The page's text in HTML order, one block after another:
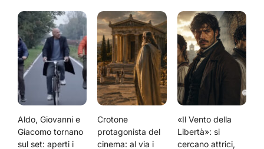
Aldo, Giovanni e
Giacomo tornano
sul set: aperti i
Crotone
protagonista del
cinema: al via i
«Il Vento della
Libertà»: si
cercano attrici,